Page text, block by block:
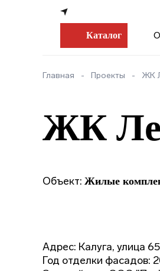
Каталог
Главная Проекты ЖК
ЖК
Объект: Жилые
Адрес: Калуга, улица
Год отделки фасадов: